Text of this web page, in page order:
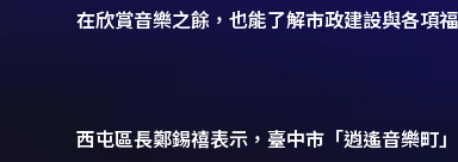
在欣賞音樂之餘，也能了解市政建設與各項
西屯區長鄭錫禧表示，臺中市「逍遙音樂町